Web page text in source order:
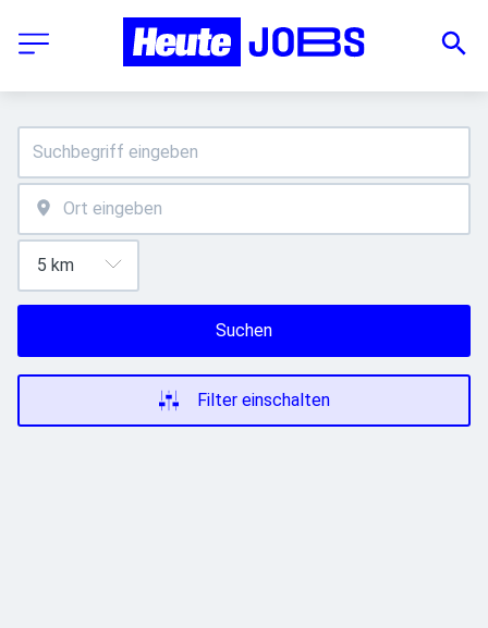
Suchen
Filter einschalten